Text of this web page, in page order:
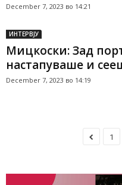
December 7, 2023 во 14:21
ИНТЕРВЈУ
Мицкоски: Зад
настапуваше и
December 7, 2023 во 14:19
1